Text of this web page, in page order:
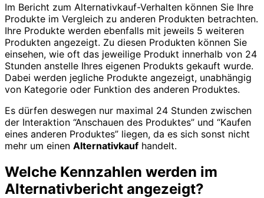
Im Bericht zum Alternativkauf-Verhalten können Sie Ihre
Produkte im Vergleich zu anderen Produkten betrachten.
Ihre Produkte werden ebenfalls mit jeweils 5 weiteren
Produkten angezeigt. Zu diesen Produkten können Sie
einsehen, wie oft das jeweilige Produkt innerhalb von 24
Stunden anstelle Ihres eigenen Produkts gekauft wurde.
Dabei werden jegliche Produkte angezeigt, unabhängig
von Kategorie oder Funktion des anderen Produktes.
Es dürfen deswegen nur maximal 24 Stunden zwischen
der Interaktion “Anschauen des Produktes” und “Kaufen
eines anderen Produktes” liegen, da es sich sonst nicht
mehr um einen Alternativkauf handelt.
Welche Kennzahlen werden im
Alternativbericht angezeigt?